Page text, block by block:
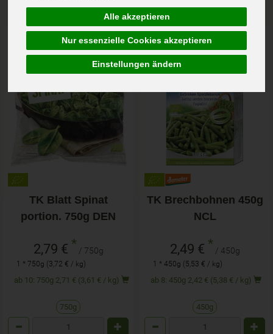
Alle akzeptieren
Nur essenzielle Cookies akzeptieren
Einstellungen ändern
Art.-Nr. 2515
TK Blatt Spinat
portion. 750g DEN
2,79 € * / 750g
1 * 750g (3,72 € / kg)
ab 10: 750g 2,71 € (3,61 € / kg)
750g
Art.-Nr. 2844
TK Brechbohnen 450g
NCL
2,49 € * / 450g
1 * 450g (5,53 € / kg)
ab 8: 450g 2,42 € (5,38 € / kg)
450g